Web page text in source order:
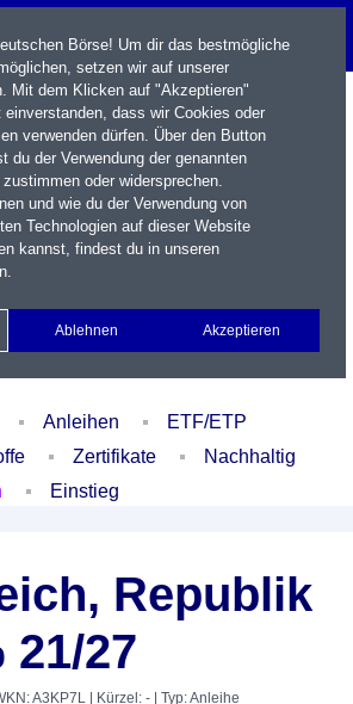
Watchlist Portfolio Login
Anleihen
ETF/ETP
Zertifikate
Nachhaltig
Einstieg
Republik
21/27
A3KP7L | Kürzel: - | Typ: Anleihe
Börse! Um dir das bestmögliche
setzen wir auf unserer
Mit dem Klicken auf "Akzeptieren"
dass wir Cookies oder
verwenden dürfen. Über den Button
du der Verwendung der genannten
oder widersprechen.
und wie du der Verwendung von
Technologien auf dieser Website
kannst, findest du in unseren
.
Ablehnen Akzeptieren